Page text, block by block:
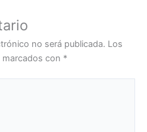
no será publicada. Los
con *